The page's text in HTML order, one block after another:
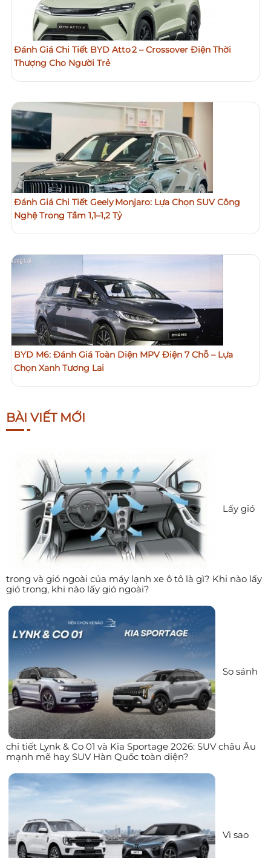
Đánh Giá Chi Tiết BYD Atto 2 – Crossover Điện Thời
Thượng Cho Người Trẻ
Đánh Giá Chi Tiết Geely Monjaro: Lựa Chọn SUV Công
Nghệ Trong Tầm 1,1–1,2 Tỷ
BYD M6: Đánh Giá Toàn Diện MPV Điện 7 Chỗ – Lựa
Chọn Xanh Tương Lai
BÀI VIẾT MỚI
Lấy gió
trong và gió ngoài của máy lạnh xe ô tô là gì? Khi nào lấy
gió trong, khi nào lấy gió ngoài?
So sánh
chi tiết Lynk & Co 01 và Kia Sportage 2026: SUV châu Âu
mạnh mẽ hay SUV Hàn Quốc toàn diện?
Vì sao